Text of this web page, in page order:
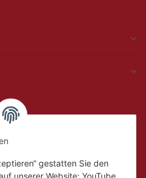
gestatten Sie den